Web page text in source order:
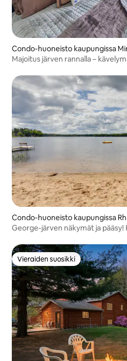
Condo-huoneisto kaupungissa
Majoitus järven rannalla –
Condo-huoneisto kaupungissa
George-järven näkymät ja
Vieraiden suosikki
Vieraiden suosikki